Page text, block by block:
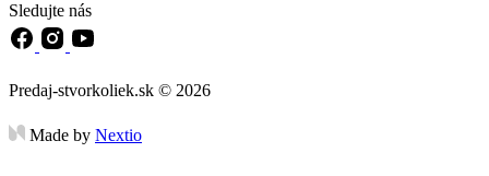
Sledujte nás
Predaj-stvorkoliek.sk © 2026
Made by Nextio